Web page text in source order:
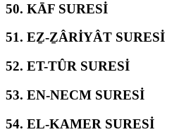
50. KĀF SURESİ
51. EẔ-ẔÂRİYÂT SURESİ
52. ET-TÛR SURESİ
53. EN-NECM SURESİ
54. EL-KAMER SURESİ